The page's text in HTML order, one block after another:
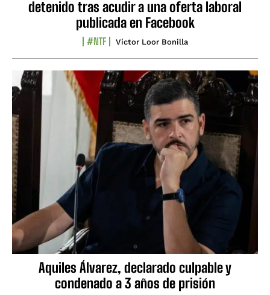
detenido tras acudir a una oferta laboral
publicada en Facebook
#NTF Víctor Loor Bonilla
Aquiles Álvarez, declarado culpable y
condenado a 3 años de prisión